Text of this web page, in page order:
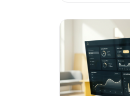
business in Italia.